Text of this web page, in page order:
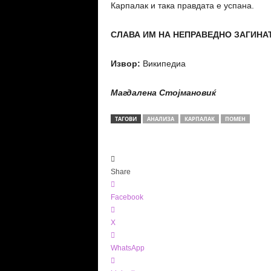
Карпалак и така правдата е успана.
СЛАВА ИМ НА НЕПРАВЕДНО
Извор: Википедиа
Магдалена Стојмановиќ
ТАГОВИ АНАЛИЗА КАРПАЛАК ПОМЕН
Share
Facebook
X
WhatsApp